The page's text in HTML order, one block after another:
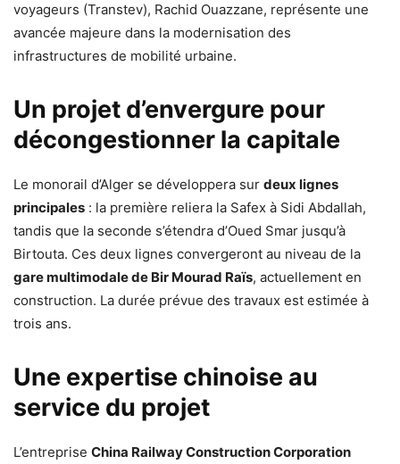
voyageurs (Transtev), Rachid Ouazzane, représente une
avancée majeure dans la modernisation des
infrastructures de mobilité urbaine.
Un projet d’envergure pour
décongestionner la capitale
Le monorail d’Alger se développera sur deux lignes
principales : la première reliera la Safex à Sidi Abdallah,
tandis que la seconde s’étendra d’Oued Smar jusqu’à
Birtouta. Ces deux lignes convergeront au niveau de la
gare multimodale de Bir Mourad Raïs, actuellement en
construction. La durée prévue des travaux est estimée à
trois ans.
Une expertise chinoise au
service du projet
L’entreprise China Railway Construction Corporation